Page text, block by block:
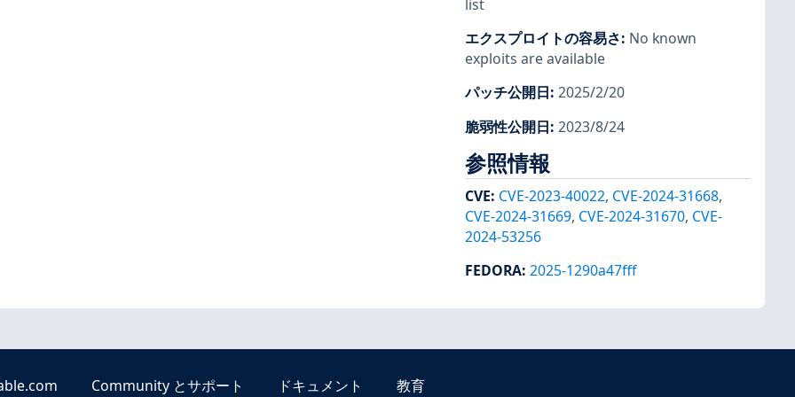
list
エクスプロイトの容易さ: No known
exploits are available
パッチ公開日: 2025/2/20
脆弱性公開日: 2023/8/24
参照情報
CVE: CVE-2023-40022, CVE-2024-31668,
CVE-2024-31669, CVE-2024-31670, CVE-
2024-53256
FEDORA: 2025-1290a47fff
Community とサポート ドキュメント 教育